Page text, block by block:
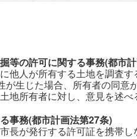
等の許可に関する事務(都市
他人が所有する土地を調査
が生じた場合、所有者の同
地所有者に対し、意見を述べ
事務(都市計画法第27条)
長が発行する許可証を携帯し